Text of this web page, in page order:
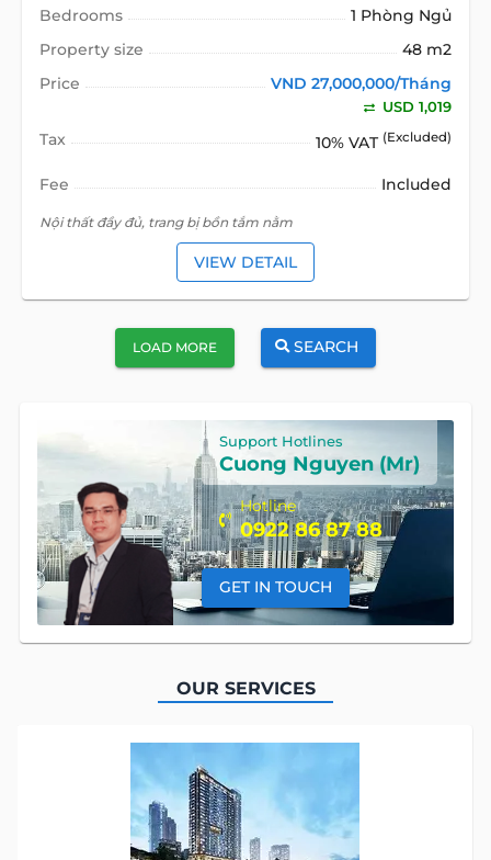
Bedrooms
1 Phòng Ngủ
Property size
48 m2
Price
VND 27,000,000/Tháng
USD 1,019
Tax 10% VAT (Excluded)
Fee Included
Nội thất đầy đủ, trang bị bồn tắm nằm
VIEW DETAIL
LOAD MORE SEARCH
Support Hotlines
Cuong Nguyen (Mr)
Hotline
0922 86 87 88
GET IN TOUCH
OUR SERVICES